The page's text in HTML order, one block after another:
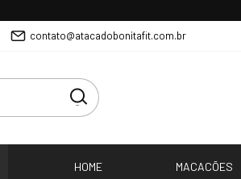
contato@atacadobonitafit.com.br
HOME MACACÕES